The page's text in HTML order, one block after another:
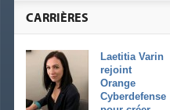
CARRIÈRES
Laetitia Varin
rejoint
Orange
Cyberdefense